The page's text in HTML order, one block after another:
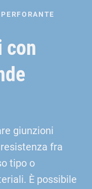
con
giunzioni
fra
tipo o
È possibile